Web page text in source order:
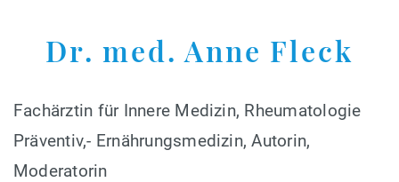
Dr. med. Anne Fleck
Fachärztin für Innere Medizin, Rheumatologie
Präventiv,- Ernährungsmedizin, Autorin,
Moderatorin